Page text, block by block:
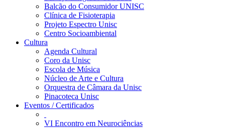
Balcão do Consumidor UNISC
Clínica de Fisioterapia
Projeto Espectro Unisc
Centro Socioambiental
Cultura
Agenda Cultural
Coro da Unisc
Escola de Música
Núcleo de Arte e Cultura
Orquestra de Câmara da Unisc
Pinacoteca Unisc
Eventos / Certificados
VI Encontro em Neurociências